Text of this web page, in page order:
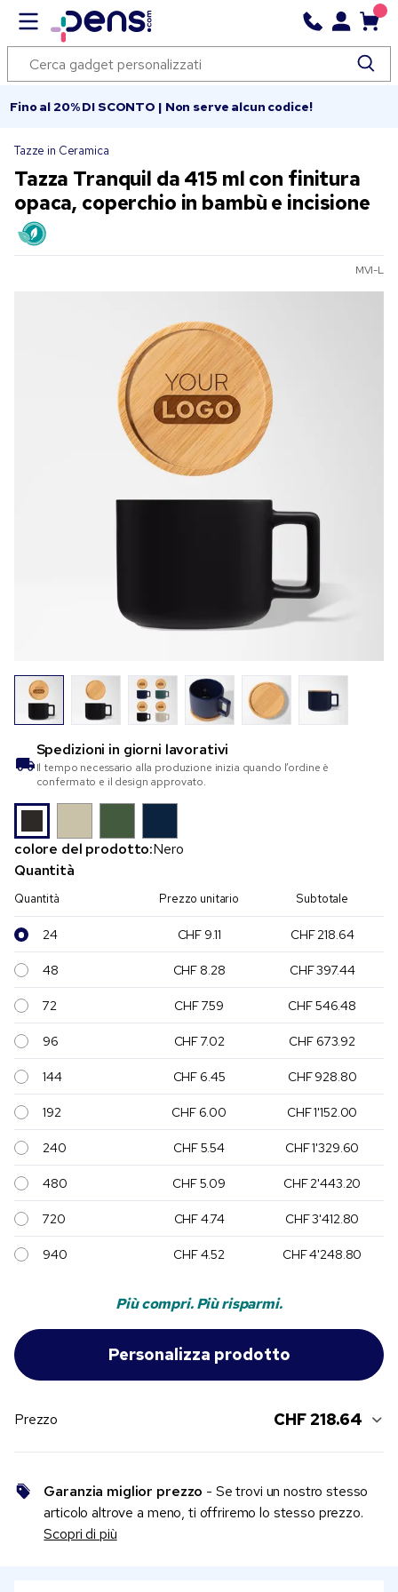
Fino al 20% DI SCONTO | Non serve alcun codice!
Tazze in Ceramica
Tazza Tranquil da 415 ml con finitura
opaca, coperchio in bambù e incisione
MVI-L
Spedizioni in giorni lavorativi
Il tempo necessario alla produzione inizia quando l’ordine è
confermato e il design approvato.
colore del prodotto:Nero
Quantità
Quantità Prezzo unitario Subtotale
24 CHF 9.11 CHF 218.64
48 CHF 8.28 CHF 397.44
72 CHF 7.59 CHF 546.48
96 CHF 7.02 CHF 673.92
144 CHF 6.45 CHF 928.80
192 CHF 6.00 CHF 1'152.00
240 CHF 5.54 CHF 1'329.60
480 CHF 5.09 CHF 2'443.20
720 CHF 4.74 CHF 3'412.80
940 CHF 4.52 CHF 4'248.80
Più compri. Più risparmi.
Prezzo CHF 218.64
Garanzia miglior prezzo - Se trovi un nostro stesso
articolo altrove a meno, ti offriremo lo stesso prezzo.
Scopri di più